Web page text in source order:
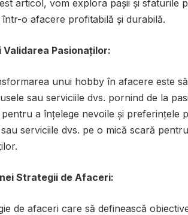
articol, vom explora pașii și sfaturile
o afacere profitabilă și durabilă.
Pasionaților:
unui hobby în afacere este
sau serviciile dvs. pornind de la
a înțelege nevoile și preferințele
serviciile dvs. pe o mică scară
Strategii de Afaceri:
de afaceri care să definească